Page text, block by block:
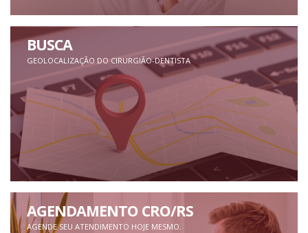
BUSCA
GEOLOCALIZAÇÃO DO CIRURGIÃO-DENTISTA
AGENDAMENTO CRO/RS
AGENDE SEU ATENDIMENTO HOJE MESMO.